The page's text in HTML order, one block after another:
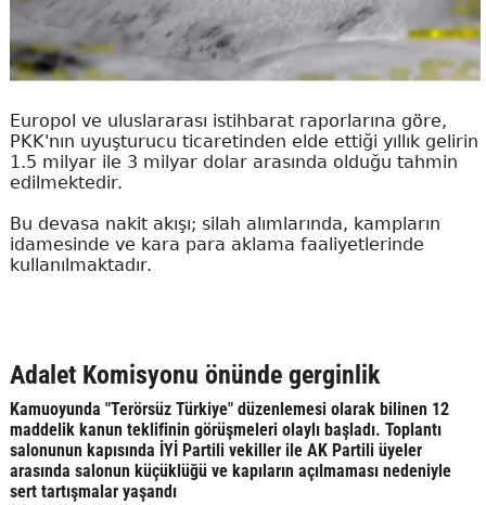
Europol ve uluslararası istihbarat raporlarına göre,
PKK'nın uyuşturucu ticaretinden elde ettiği yıllık gelirin
1.5 milyar ile 3 milyar dolar arasında olduğu tahmin
edilmektedir.
Bu devasa nakit akışı; silah alımlarında, kampların
idamesinde ve kara para aklama faaliyetlerinde
kullanılmaktadır.
Adalet Komisyonu önünde gerginlik
Kamuoyunda "Terörsüz Türkiye" düzenlemesi olarak bilinen 12
maddelik kanun teklifinin görüşmeleri olaylı başladı. Toplantı
salonunun kapısında İYİ Partili vekiller ile AK Partili üyeler
arasında salonun küçüklüğü ve kapıların açılmaması nedeniyle
sert tartışmalar yaşandı